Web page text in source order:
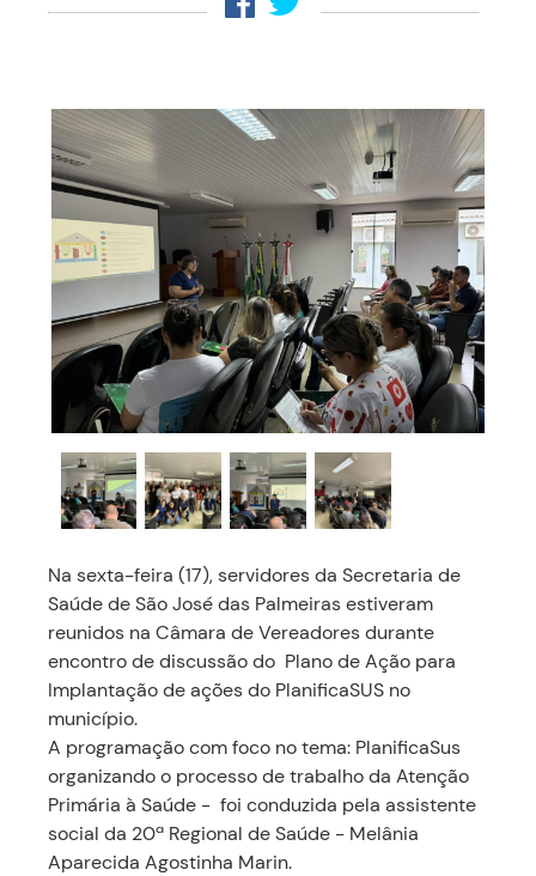
Na sexta-feira (17), servidores da Secretaria de
Saúde de São José das Palmeiras estiveram
reunidos na Câmara de Vereadores durante
encontro de discussão do Plano de Ação para
Implantação de ações do PlanificaSUS no
município.
A programação com foco no tema: PlanificaSus
organizando o processo de trabalho da Atenção
Primária à Saúde - foi conduzida pela assistente
social da 20ª Regional de Saúde - Melânia
Aparecida Agostinha Marin.